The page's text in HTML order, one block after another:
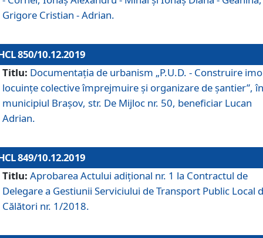
Grigore Cristian - Adrian.
850/10.12.2019
Titlu: Documentaţia de urbanism „P.U.D. - Construire
locuințe colective împrejmuire și organizare de șantier”, în
municipiul Braşov, str. De Mijloc nr. 50, beneficiar Lucan
Adrian.
849/10.12.2019
Titlu: Aprobarea Actului adiţional nr. 1 la Contractul de
Delegare a Gestiunii Serviciului de Transport Public Local
Călători nr. 1/2018.